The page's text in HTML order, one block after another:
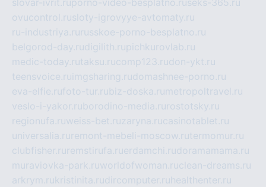
ovucontrol.rusloty-igrovyye-avtomaty.ru
ru-industriya.ru russkoe-porno-besplatno.ru
belgorod-day.rudigilith.rupichkurovlab.ru
medic-today.rutaksu.rucomp123.rudon-ykt.ru
teensvoice.ru imgsharing.rudomashnee-porno.ru
eva-elfie.rufoto-tur.rubiz-doska.ru metropoltravel.ru
veslo-i-yakor.ruborodino-media.ru rostotsky.ru
regionufa.ruweiss-bet.ruzaryna.rucasinotablet.ru
universalia.ru remont-mebeli-moscow.rutermomur.ru
clubfisher.ru remstirufa.ruerdamchi.rudoramamama.ru
muraviovka-park.ruworldofwoman.ruclean-dreams.ru
arkrym.rukristinita.rudircomputer.ru healthenter.ru